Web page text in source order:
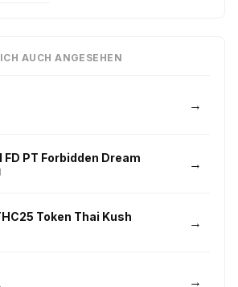
AUCH ANGESEHEN
FD PT Forbidden Dream
Token Thai Kush